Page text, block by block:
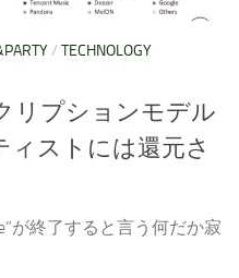
/ TECHNOLOGY
リプションモデル
ィストには還元さ
が終了すると言う何だか寂